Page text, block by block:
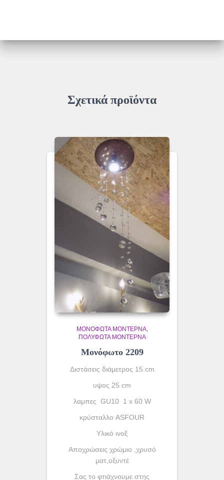
ποσότητα
Σχετικά προϊόντα
ΜΟΝΌΦΩΤΑ ΜΟΝΤΈΡΝΑ
ΠΟΛΎΦΩΤΑ ΜΟΝΤΈΡΝΑ
Μονόφωτο 2209
Διστάσεις διάμετρος 15.cm
υψος 25 cm
λαμπες GU10 1 x 60 W
κρύσταλλο ASFOUR
Yλικό ινοξ
Αποχρώσεις χρώμιο ,χρυσό
ματ,οξυντέ
Σας το φτιάχνουμε στης